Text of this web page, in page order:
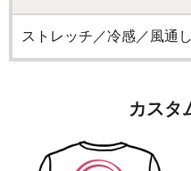
ストレッチ／冷感／風通
カスタ